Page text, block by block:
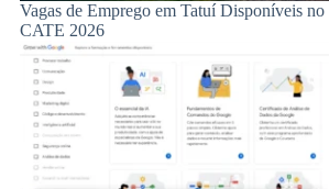
Vagas de Emprego em Tatuí Disponíveis no
CATE 2026